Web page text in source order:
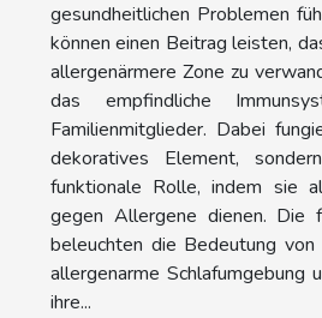
gesundheitlichen Problemen
können einen Beitrag leisten,
allergenärmere Zone zu
das empfindliche
Familienmitglieder. Dabei
dekoratives Element,
funktionale Rolle, indem sie
gegen Allergene dienen. Die
beleuchten die Bedeutung
allergenarme Schlafumgebung
ihre...